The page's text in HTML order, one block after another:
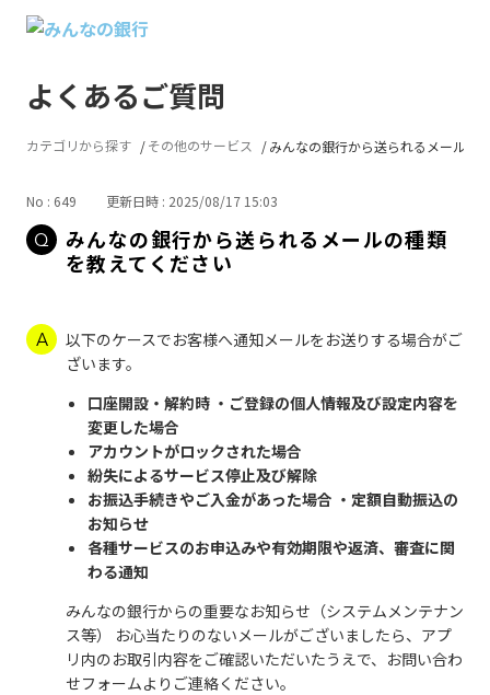
よくあるご質問
カテゴリから探す その他のサービス みんなの銀行から送られるメールの
No : 649 更新日時 : 2025/08/17 15:03
みんなの銀行から送られるメールの種類
を教えてください
以下のケースでお客様へ通知メールをお送りする場合がご
ざいます。
口座開設・解約時 ・ご登録の個人情報及び設定内容を
変更した場合
アカウントがロックされた場合
紛失によるサービス停止及び解除
お振込手続きやご入金があった場合 ・定額自動振込の
お知らせ
各種サービスのお申込みや有効期限や返済、審査に関
わる通知
みんなの銀行からの重要なお知らせ（システムメンテナン
ス等） お心当たりのないメールがございましたら、アプ
リ内のお取引内容をご確認いただいたうえで、お問い合わ
せフォームよりご連絡ください。